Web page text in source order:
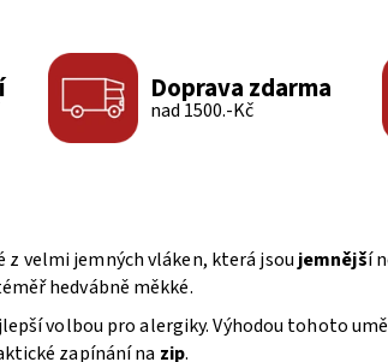
Doprava zdarma
nad 1500.-Kč
z velmi jemných vláken, která jsou jemnější
hedvábně měkké.
volbou pro alergiky. Výhodou tohoto
zapínání na zip.